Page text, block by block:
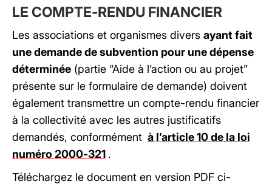
LE COMPTE-RENDU FINANCIER
Les associations et organismes divers ayant fait
une demande de subvention pour une dépense
déterminée (partie “Aide à l’action ou au projet”
présente sur le formulaire de demande) doivent
également transmettre un compte-rendu financier
à la collectivité avec les autres justificatifs
demandés, conformément à l’article 10 de la loi
numéro 2000-321 .
Téléchargez le document en version PDF ci-